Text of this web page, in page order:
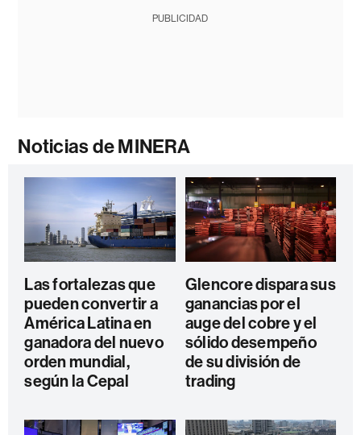
PUBLICIDAD
Noticias de MINERA
Las fortalezas que
pueden convertir a
América Latina en
ganadora del nuevo
orden mundial,
según la Cepal
Glencore dispara sus
ganancias por el
auge del cobre y el
sólido desempeño
de su división de
trading